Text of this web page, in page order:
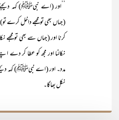
’’اور (اے نبیﷺ) کہہ
(جہاں بھی تو مجھے داخل کرے تو)
کرنا اور (جہاں سے بھی تو مجھے
نکالنا اور مجھ کو عطا کر
مدد۔ اور (اے نبیﷺ) کہہ
نکل بھاگا۔